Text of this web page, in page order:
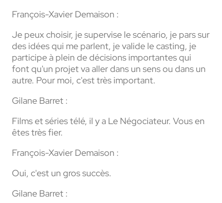
François-Xavier Demaison :
Je peux choisir, je supervise le scénario, je pars sur
des idées qui me parlent, je valide le casting, je
participe à plein de décisions importantes qui
font qu'un projet va aller dans un sens ou dans un
autre. Pour moi, c'est très important.
Gilane Barret :
Films et séries télé, il y a Le Négociateur. Vous en
êtes très fier.
François-Xavier Demaison :
Oui, c'est un gros succès.
Gilane Barret :